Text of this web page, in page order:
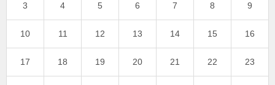
3 4 5 6 7 8 9
10 11 12 13 14 15 16
17 18 19 20 21 22 23